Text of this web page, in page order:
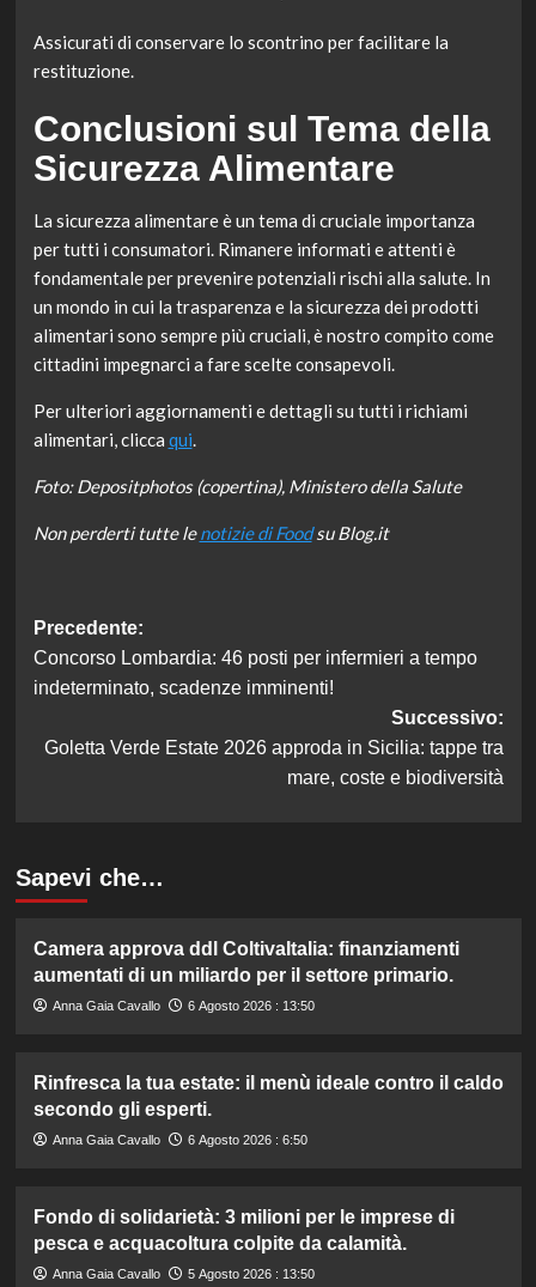
Assicurati di conservare lo scontrino per facilitare la
restituzione.
Conclusioni sul Tema della
Sicurezza Alimentare
La sicurezza alimentare è un tema di cruciale importanza
per tutti i consumatori. Rimanere informati e attenti è
fondamentale per prevenire potenziali rischi alla salute. In
un mondo in cui la trasparenza e la sicurezza dei prodotti
alimentari sono sempre più cruciali, è nostro compito come
cittadini impegnarci a fare scelte consapevoli.
Per ulteriori aggiornamenti e dettagli su tutti i richiami
alimentari, clicca qui.
Foto: Depositphotos (copertina), Ministero della Salute
Non perderti tutte lenotizie di Foodsu Blog.it
Navigazione
articolo
Precedente:
Concorso Lombardia: 46 posti per infermieri a tempo
indeterminato, scadenze imminenti!
Successivo:
Goletta Verde Estate 2026 approda in Sicilia: tappe tra
mare, coste e biodiversità
Sapevi che…
Camera approva ddl ColtivaItalia: finanziamenti
aumentati di un miliardo per il settore primario.
Anna Gaia Cavallo 6 Agosto 2026 : 13:50
Rinfresca la tua estate: il menù ideale contro il caldo
secondo gli esperti.
Anna Gaia Cavallo 6 Agosto 2026 : 6:50
Fondo di solidarietà: 3 milioni per le imprese di
pesca e acquacoltura colpite da calamità.
Anna Gaia Cavallo 5 Agosto 2026 : 13:50